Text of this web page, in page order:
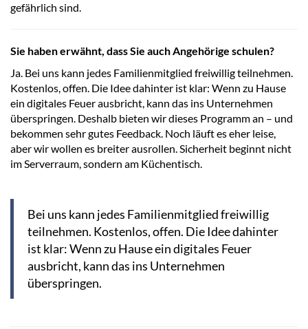
gefährlich sind.
Sie haben erwähnt, dass Sie auch Angehörige schulen?
Ja. Bei uns kann jedes Familienmitglied freiwillig teilnehmen.
Kostenlos, offen. Die Idee dahinter ist klar: Wenn zu Hause
ein digitales Feuer ausbricht, kann das ins Unternehmen
überspringen. Deshalb bieten wir dieses Programm an – und
bekommen sehr gutes Feedback. Noch läuft es eher leise,
aber wir wollen es breiter ausrollen. Sicherheit beginnt nicht
im Serverraum, sondern am Küchentisch.
Bei uns kann jedes Familienmitglied freiwillig
teilnehmen. Kostenlos, offen. Die Idee dahinter
ist klar: Wenn zu Hause ein digitales Feuer
ausbricht, kann das ins Unternehmen
überspringen.